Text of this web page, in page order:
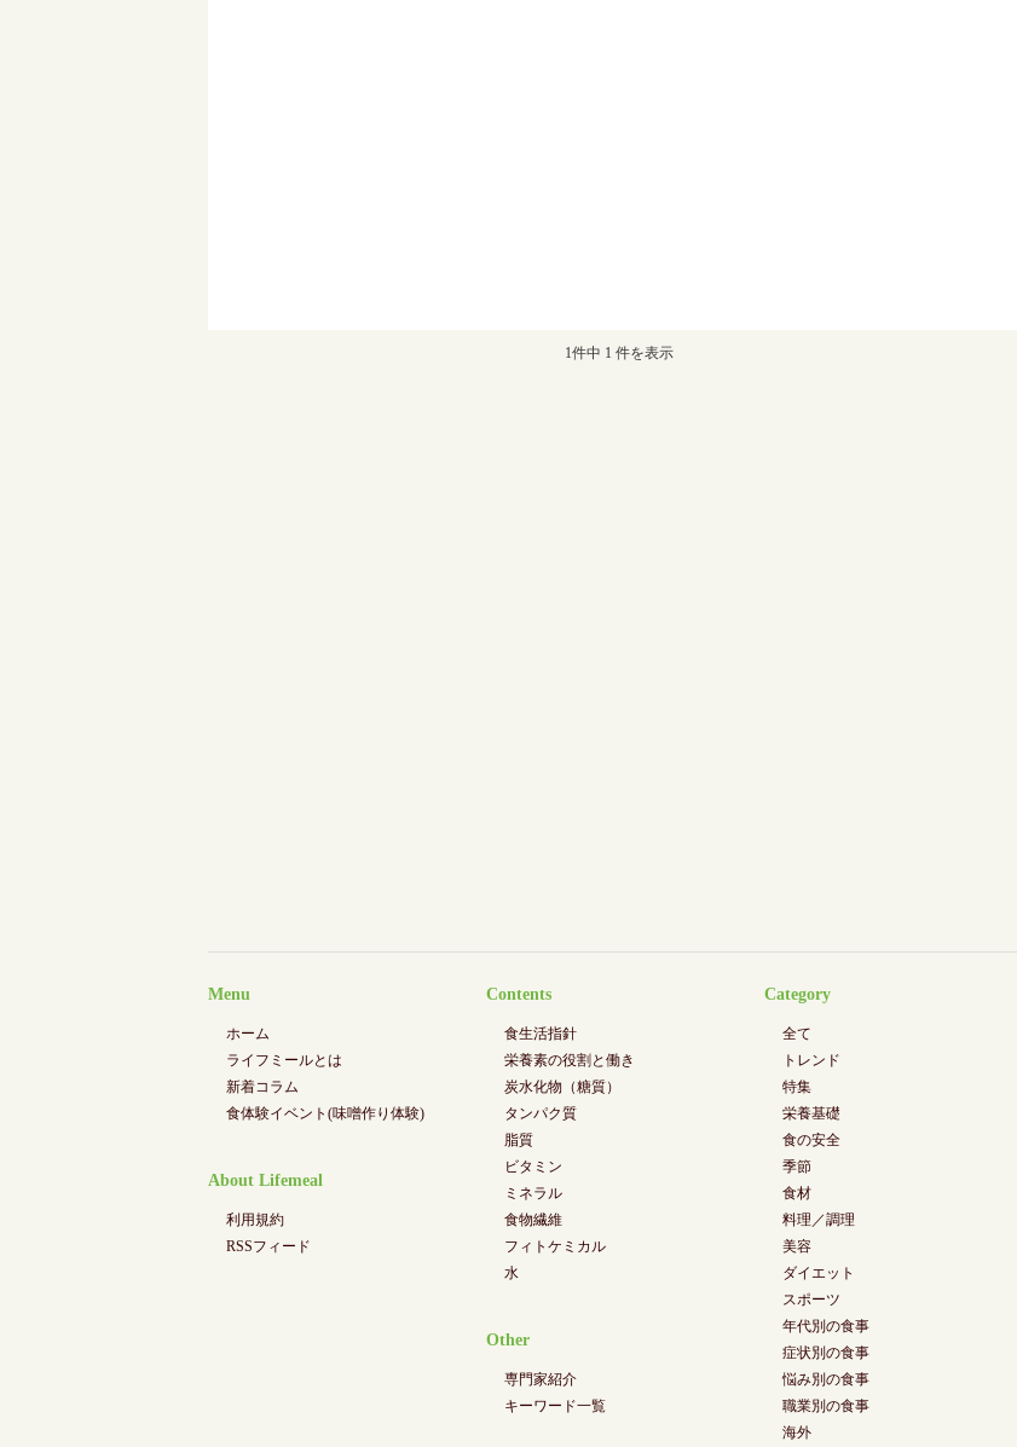
1件中 1 件を表示
Menu
ホーム
ライフミールとは
新着コラム
食体験イベント(味噌作り体験)
About Lifemeal
利用規約
RSSフィード
Contents
食生活指針
栄養素の役割と働き
炭水化物（糖質）
タンパク質
脂質
ビタミン
ミネラル
食物繊維
フィトケミカル
水
Other
専門家紹介
キーワード一覧
Category
全て
トレンド
特集
栄養基礎
食の安全
季節
食材
料理／調理
美容
ダイエット
スポーツ
年代別の食事
症状別の食事
悩み別の食事
職業別の食事
海外